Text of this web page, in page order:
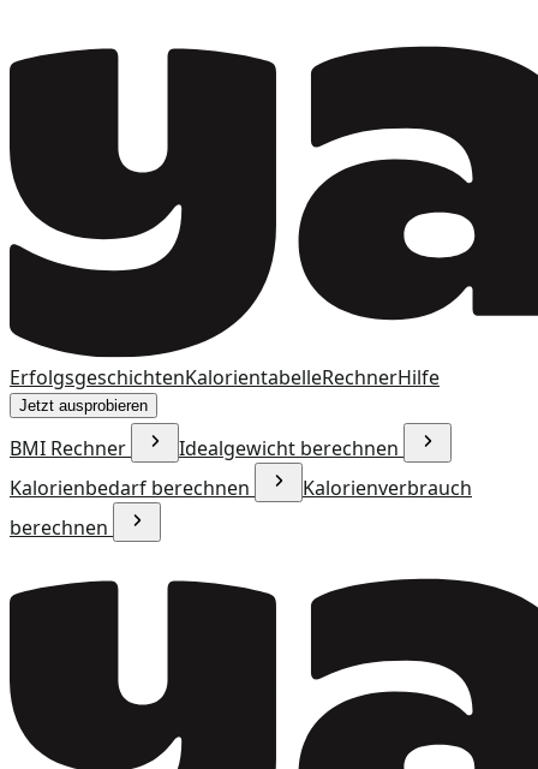
ErfolgsgeschichtenKalorientabelleRechnerHilfe
Jetzt ausprobieren
BMI Rechner
Idealgewicht berechnen
Kalorienbedarf berechnen
Kalorienverbrauch
berechnen